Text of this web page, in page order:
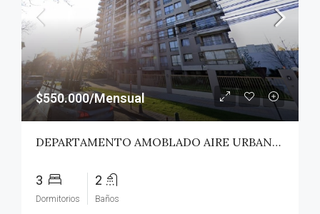
$550.000/Mensual
DEPARTAMENTO AMOBLADO AIRE URBANO (PAZ) – TALCA
3
Dormitorios
2
Baños